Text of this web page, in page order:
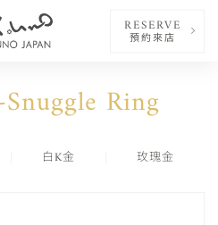
RESERVE
預約來店
Ring
白K金 玫瑰金